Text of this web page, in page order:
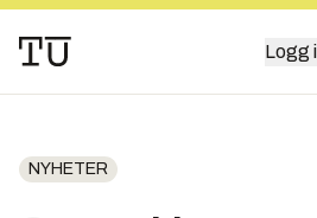
Logg
NYHETER